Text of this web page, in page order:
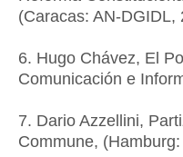
(Caracas: AN-DGIDL,
6. Hugo Chávez, El
Comunicación e
7. Dario Azzellini,
Commune,